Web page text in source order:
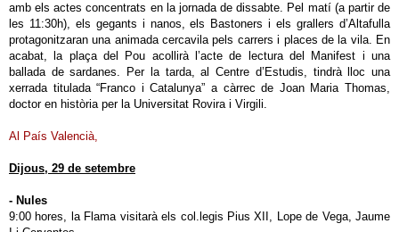
amb els actes concentrats en la jornada de dissabte. Pel matí (a partir de
les 11:30h), els gegants i nanos, els Bastoners i els grallers d’Altafulla
protagonitzaran una animada cercavila pels carrers i places de la vila. En
acabat, la plaça del Pou acollirà l’acte de lectura del Manifest i una
ballada de sardanes. Per la tarda, al Centre d’Estudis, tindrà lloc una
xerrada titulada “Franco i Catalunya” a càrrec de Joan Maria Thomas,
doctor en història per la Universitat Rovira i Virgili.
Al País Valencià,
Dijous, 29 de setembre
- Nules
9:00 hores, la Flama visitarà els col.legis Pius XII, Lope de Vega, Jaume